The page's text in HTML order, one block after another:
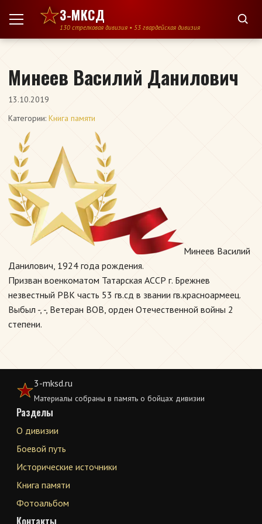
Перейти к содержимому
3-МКСД
130 стрелковая дивизия • 53 гвардейская дивизия
Минеев Василий Данилович
13.10.2019
Категории: Книга памяти
Минеев Василий
Данилович, 1924 года рождения.
Призван военкоматом Татарская АССР г. Брежнев
незвестный РВК часть 53 гв.сд в звании гв.красноармеец.
Выбыл -, -, Ветеран ВОВ, орден Отечественной войны 2
степени.
3-mksd.ru
Материалы собраны в память о бойцах дивизии
Разделы
О дивизии
Боевой путь
Исторические источники
Книга памяти
Фотоальбом
Контакты